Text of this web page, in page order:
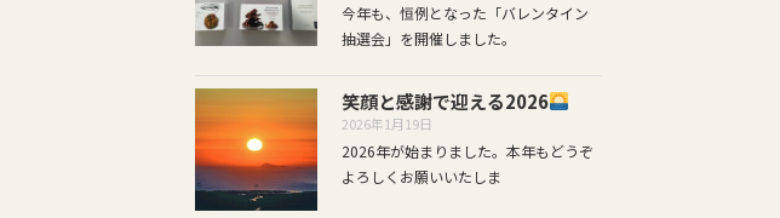
今年も、恒例となった「バレンタイン
抽選会」を開催しました。
笑顔と感謝で迎える2026
2026年1月19日
2026年が始まりました。本年もどうぞ
よろしくお願いいたしま